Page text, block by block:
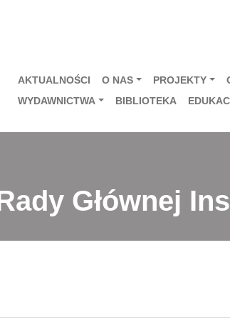
AKTUALNOŚCI O NAS PROJEKTY
WYDAWNICTWA
BIBLIOTEKA
Głównej